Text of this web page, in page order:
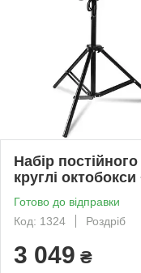
Набір
круглі
Готово до відправки
Код: 1324
Роздріб
3 049 ₴